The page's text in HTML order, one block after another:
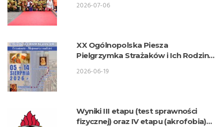
2026-07-06
XX Ogólnopolska Piesza
Pielgrzymka Strażaków i Ich Rodzin
2026-06-19
Wyniki III etapu (test sprawności
fizycznej) oraz IV etapu (akrofobia)